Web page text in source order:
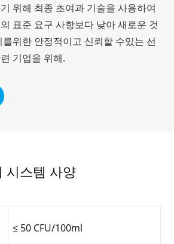
위해 최종 초여과 기술을 사용하여
표준 요구 사항보다 낮아 새로운 것
위한 안정적이고 신뢰할 수있는 선
기업을 위해.
시스템 사양
≤ 50 CFU/100ml